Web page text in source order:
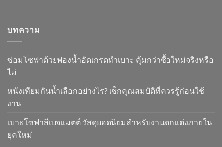
บทความ
ซ่อมโซฟาด้วยฟองน้ำอัดเกรดทำเบาะ คุ้มกว่าซื้อใหม่จริงหรือ
ไม่
หนังเทียมกันน้ำเลือกอย่างไร? เช็กคุณสมบัติที่ควรรู้ก่อนใช้
งาน
เบาะโซฟาสีเบจแมตต์ วัสดุยอดนิยมสำหรับงานตกแต่งภายใน
ยุคใหม่